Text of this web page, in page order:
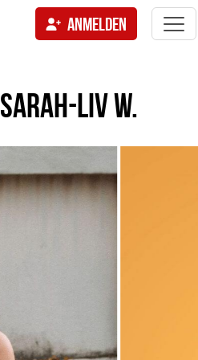
ANMELDEN
SARAH-LIV W.